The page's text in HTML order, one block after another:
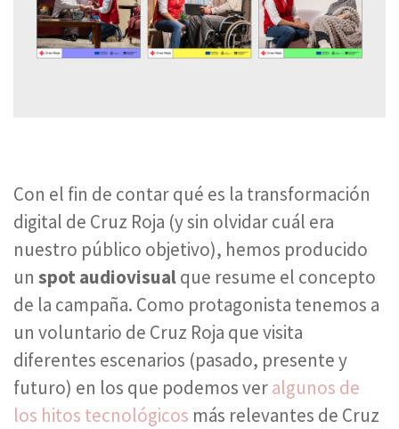
Con el fin de contar qué es la transformación
digital de Cruz Roja (y sin olvidar cuál era
nuestro público objetivo), hemos producido
un spot audiovisualque resume el concepto
de la campaña. Como protagonista tenemos a
un voluntario de Cruz Roja que visita
diferentes escenarios (pasado, presente y
futuro) en los que podemos veralgunos de
los hitos tecnológicos más relevantes de Cruz